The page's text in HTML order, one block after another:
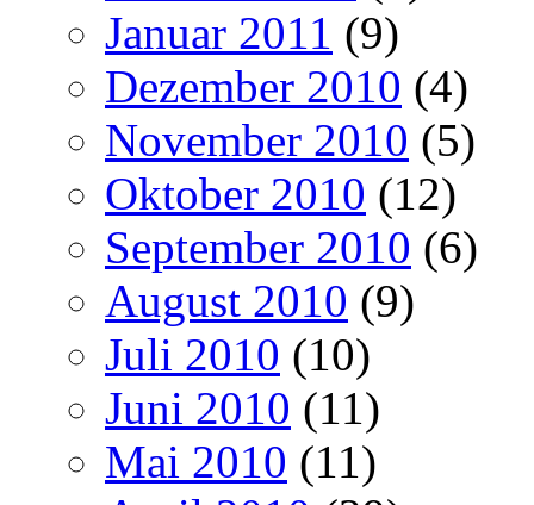
Januar 2011 (9)
Dezember 2010 (4)
November 2010 (5)
Oktober 2010 (12)
September 2010 (6)
August 2010 (9)
Juli 2010 (10)
Juni 2010 (11)
Mai 2010 (11)